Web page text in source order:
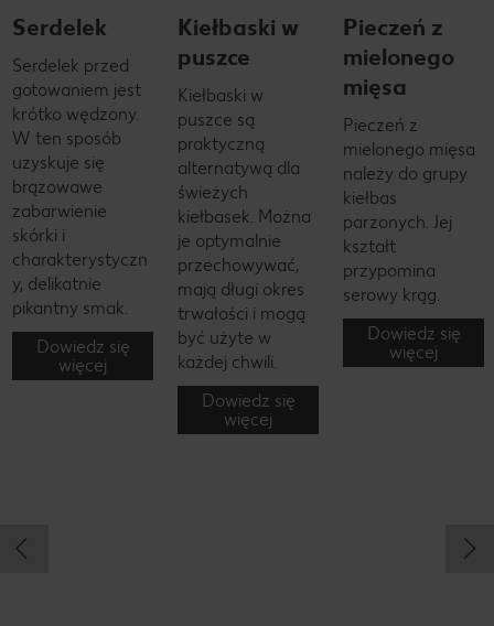
Serdelek
Serdelek przed
gotowaniem jest
krótko wędzony.
W ten sposób
uzyskuje się
brązowawe
zabarwienie
skórki i
charakterystyczn
y, delikatnie
pikantny smak.
Dowiedz się
więcej
Kiełbaski w
puszce
Kiełbaski w
puszce są
praktyczną
alternatywą dla
świeżych
kiełbasek. Można
je optymalnie
przechowywać,
mają długi okres
trwałości i mogą
być użyte w
każdej chwili.
Dowiedz się
więcej
Pieczeń z
mielonego
mięsa
Pieczeń z
mielonego mięsa
należy do grupy
kiełbas
parzonych. Jej
kształt
przypomina
serowy krąg.
Dowiedz się
więcej